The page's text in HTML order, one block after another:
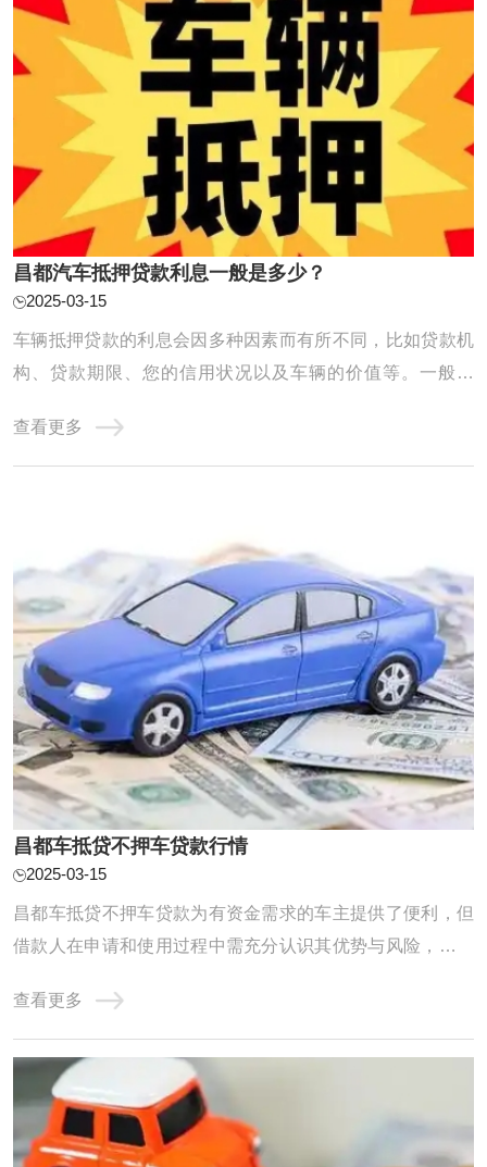
昌都汽车抵押贷款利息一般是多少？
2025-03-15
车辆抵押贷款的利息会因多种因素而有所不同，比如贷款机
构、贷款期限、您的信用状况以及车辆的价值等。一般来
5%到10%之间。具体到我们公司，利息计算方式会根据您的
具体情况来确定，我们的利率通常是比较合理且透明的，您
查看更多
昌都车抵贷不押车贷款行情
2025-03-15
昌都车抵贷不押车贷款为有资金需求的车主提供了便利，但
借款人在申请和使用过程中需充分认识其优势与风险，谨慎
时代发展，由于快节奏加上经济不景气，资金周转已经是大
多数人头疼的问题，亲戚朋友同事张不开口，抵押房产又大
费周章，用汽车抵押贷款已经是很多人的选 ...
查看更多